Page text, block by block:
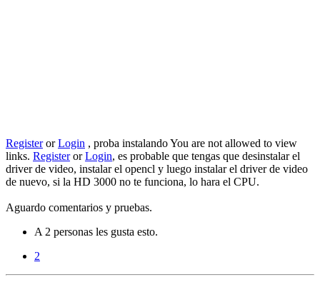
RegisterorLogin , proba instalando You are not allowed to view
links. RegisterorLogin, es probable que tengas que desinstalar el
driver de video, instalar el opencl y luego instalar el driver de video
de nuevo, si la HD 3000 no te funciona, lo hara el CPU.
Aguardo comentarios y pruebas.
A 2 personas les gusta esto.
2